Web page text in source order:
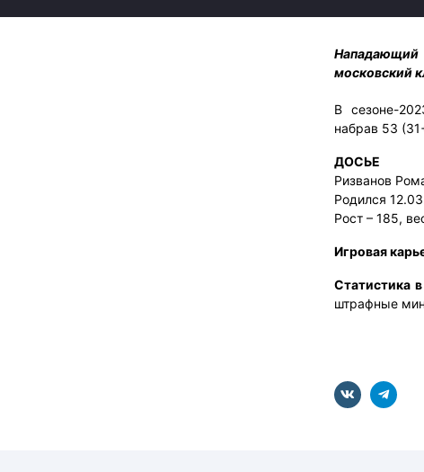
Нападающий
московский
В сезоне-
набрав 53
ДОСЬЕ
Ризванов
Родился
Рост – 185,
Игровая
Статистика
штрафные